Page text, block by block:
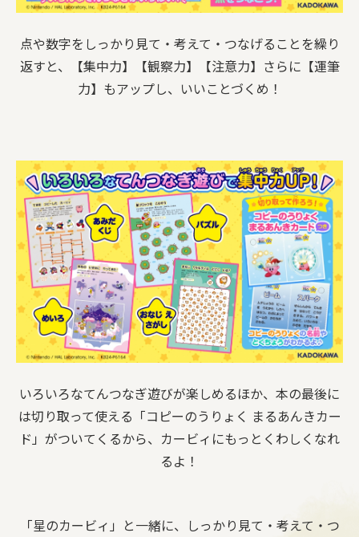
点や数字をしっかり見て・考えて・つなげることを繰り
返すと、【集中力】【観察力】【注意力】さらに【運筆
力】もアップし、いいことづくめ！
いろいろなてんつなぎ遊びが楽しめるほか、本の最後に
は切り取って使える「コピーのうりょく まるあんきカー
ド」がついてくるから、カービィにもっとくわしくなれ
るよ！
「星のカービィ」と一緒に、しっかり見て・考えて・つ